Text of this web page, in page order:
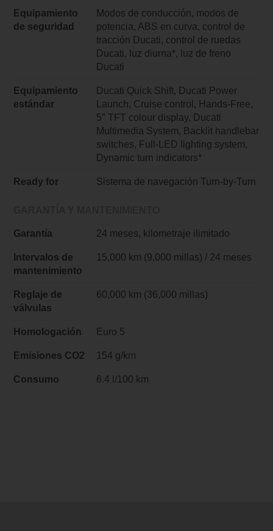
Equipamiento
de seguridad
Modos de conducción, modos de
potencia, ABS en curva, control de
tracción Ducati, control de ruedas
Ducati, luz diurna*, luz de freno
Ducati
Equipamiento
estándar
Ducati Quick Shift, Ducati Power
Launch, Cruise control, Hands-Free,
5″ TFT colour display, Ducati
Multimedia System, Backlit handlebar
switches, Full-LED lighting system,
Dynamic turn indicators*
Ready for Sistema de navegación Turn-by-Turn
Garantía 24 meses, kilometraje ilimitado
Intervalos de
mantenimiento
15,000 km (9,000 millas) / 24 meses
Reglaje de
válvulas
60,000 km (36,000 millas)
Homologación Euro 5
Emisiones CO2 154 g/km
Consumo 6.4 l/100 km